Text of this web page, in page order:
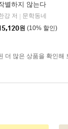
별하지 않는다
강 저
문학동네
원 (10% 할인)
더 많은 상품을 확인해